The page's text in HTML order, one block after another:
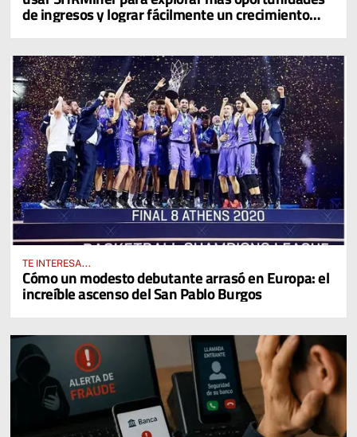
de ingresos y lograr fácilmente un crecimiento
diario del 4% en sus activos digitales
TE INTERESA...
Cómo un modesto debutante arrasó en Europa: el
increíble ascenso del San Pablo Burgos